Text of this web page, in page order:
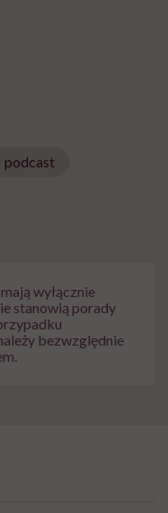
podcast
wyłącznie
stanowią porady
bezwzględnie